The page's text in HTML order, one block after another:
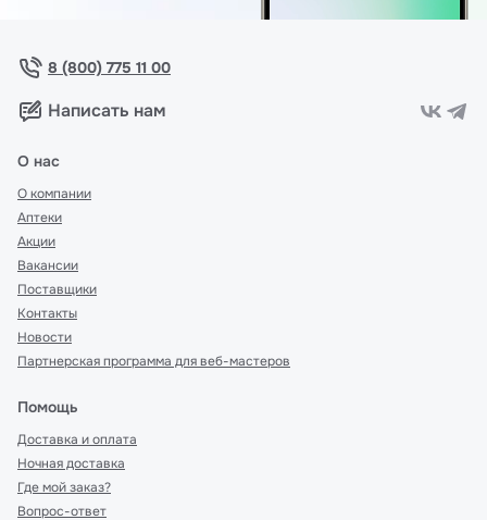
8 (800) 775 11 00
Написать нам
О нас
О компании
Аптеки
Акции
Вакансии
Поставщики
Контакты
Новости
Партнерская программа для веб-мастеров
Помощь
Доставка и оплата
Ночная доставка
Где мой заказ?
Вопрос-ответ